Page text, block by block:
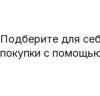
Подберите для
покупки с